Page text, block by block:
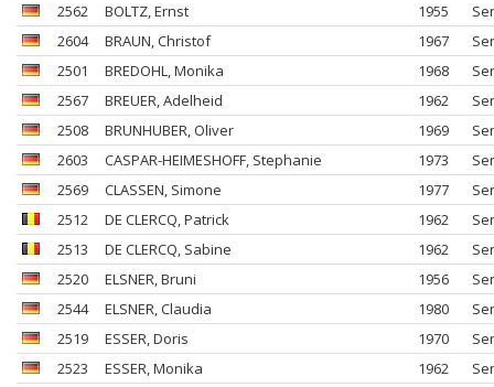
2562
BOLTZ, Ernst 1955
2604
BRAUN, Christof 1967
2501
BREDOHL, Monika 1968
2567
BREUER, Adelheid 1962
2508
BRUNHUBER, Oliver 1969
2603
CASPAR-HEIMESHOFF, Stephanie 1973
2569
CLASSEN , Simone 1977
2512
DE CLERCQ, Patrick 1962
2513
DE CLERCQ, Sabine 1962
2520
ELSNER, Bruni 1956
2544
ELSNER, Claudia 1980
2519
ESSER, Doris 1970
2523
ESSER, Monika 1962